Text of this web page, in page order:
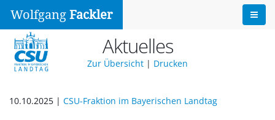
Wolfgang Fackler
Aktuelles
Zur Übersicht | Drucken
10.10.2025 | CSU-Fraktion im Bayerischen Landtag